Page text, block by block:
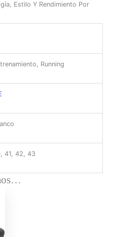
Estilo Y Rendimiento Por
Running
41, 42, 43